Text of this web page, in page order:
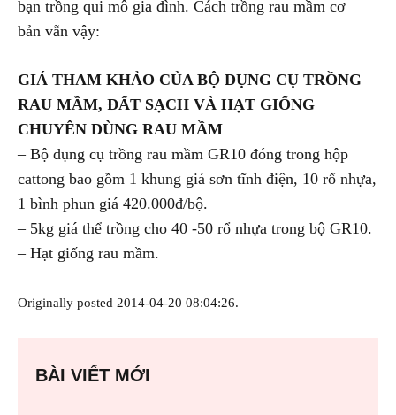
bạn trồng qui mô gia đình. Cách trồng rau mầm cơ
bản vẫn vậy:
GIÁ THAM KHẢO CỦA BỘ DỤNG CỤ TRỒNG
RAU MẦM, ĐẤT SẠCH VÀ HẠT GIỐNG
CHUYÊN DÙNG RAU MẦM
– Bộ dụng cụ trồng rau mầm GR10 đóng trong hộp
cattong bao gồm 1 khung giá sơn tĩnh điện, 10 rổ nhựa,
1 bình phun giá 420.000đ/bộ.
– 5kg giá thể trồng cho 40 -50 rổ nhựa trong bộ GR10.
– Hạt giống rau mầm.
Originally posted 2014-04-20 08:04:26.
BÀI VIẾT MỚI